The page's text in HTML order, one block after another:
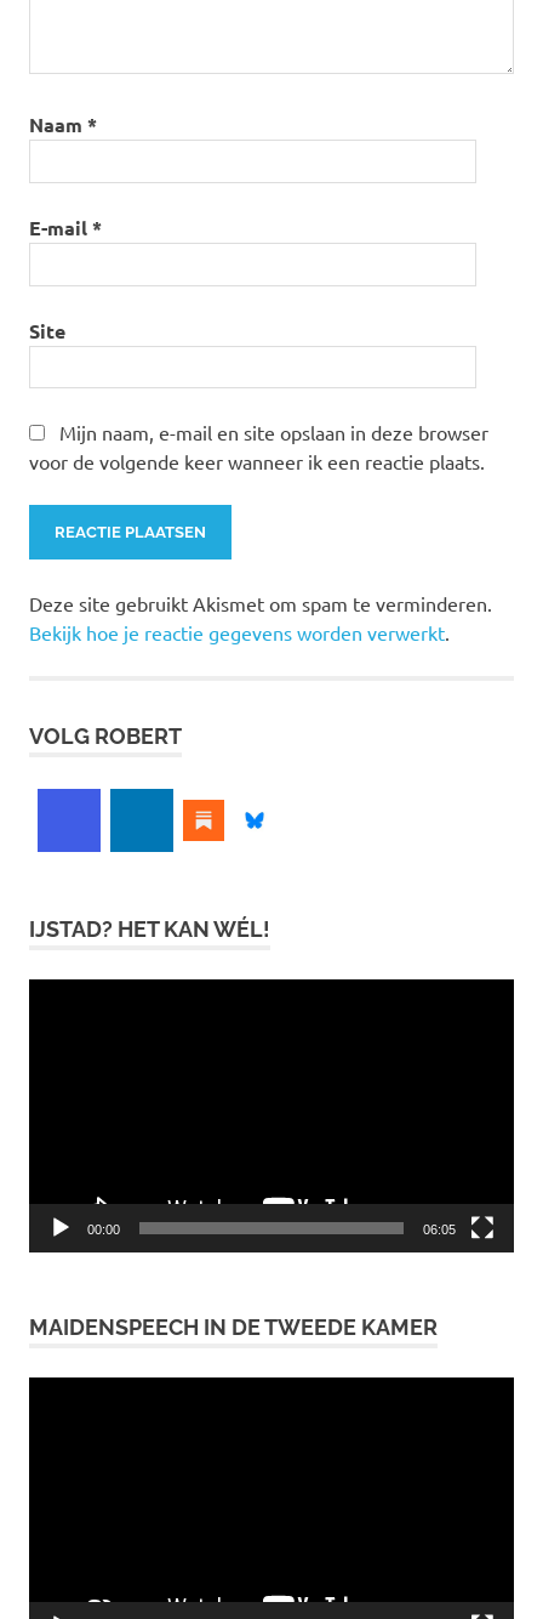
Naam *
E-mail*
Site
Mijn naam, e-mail en site opslaan in deze browser
voor de volgende keer wanneer ik een reactie plaats.
Deze site gebruikt Akismet om spam te verminderen.
Bekijk hoe je reactie gegevens worden verwerkt.
VOLG ROBERT
IJSTAD? HET KAN WÉL!
00:00 06:05
MAIDENSPEECH IN DE TWEEDE KAMER